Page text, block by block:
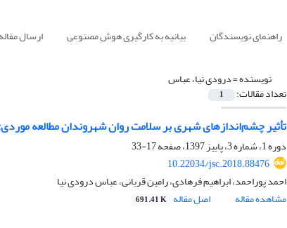
راهنمای نویسندگان بیانیه به کارگیری هوش مصنوعی ارسال مقاله
نویسنده =درودی نیا، عباس
تعداد مقالات: 1
تأثیر چشم‌اندازهای شهری بر سلامت روان شهروندان مطالعه موردی: مناطق 2 و 9
دوره 1، شماره 3، پاییز 1397، صفحه
17-33
10.22034/jsc.2018.88476
احمد پوراحمد، ابراهیم فرهادی، رامین قربانی، عباس درودی نیا
مشاهده مقاله
اصل مقاله 691.41 K